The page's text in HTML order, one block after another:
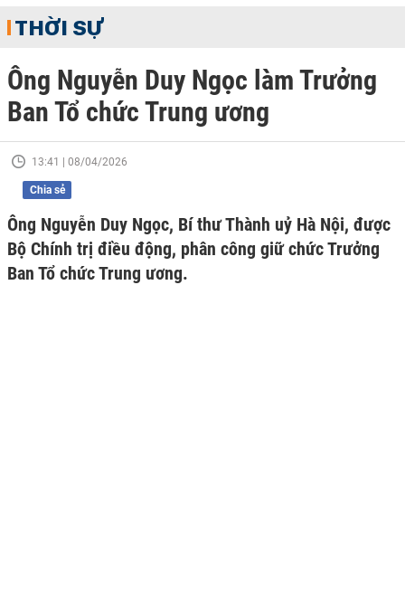
THỜI SỰ
Ông Nguyễn Duy Ngọc làm Trưởng
Ban Tổ chức Trung ương
13:41 | 08/04/2026
Chia sẻ
Ông Nguyễn Duy Ngọc, Bí thư Thành uỷ Hà Nội, được
Bộ Chính trị điều động, phân công giữ chức Trưởng
Ban Tổ chức Trung ương.